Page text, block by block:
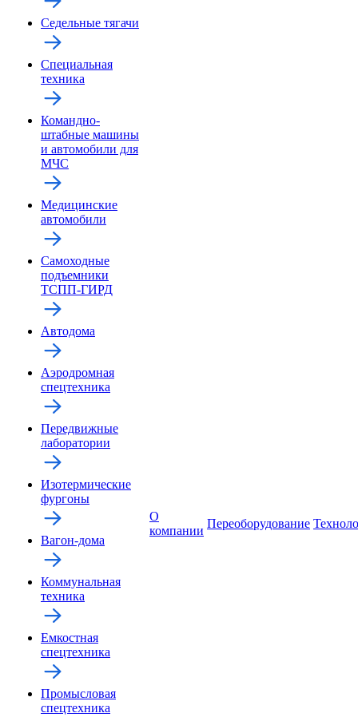
Седельные тягачи
Специальная
техника
Командно-
штабные машины
и автомобили для
МЧС
Медицинские
автомобили
Самоходные
подъемники
ТСПП-ГИРД
Автодома
Аэродромная
спецтехника
Передвижные
лаборатории
Изотермические
фургоны
Вагон-дома
Коммунальная
техника
Емкостная
спецтехника
Промысловая
спецтехника
О
компании
Переоборудование